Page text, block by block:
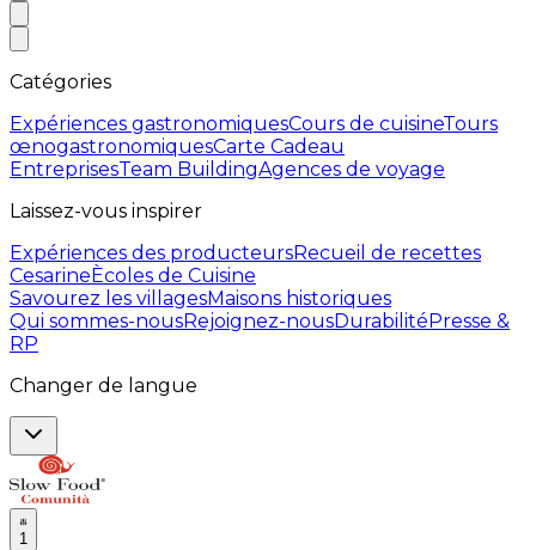
Catégories
Expériences gastronomiquesCours de cuisineTours
œnogastronomiquesCarte Cadeau
EntreprisesTeam BuildingAgences de voyage
Laissez-vous inspirer
Expériences des producteursRecueil de recettes
CesarineÈcoles de Cuisine
Savourez les villagesMaisons historiques
Qui sommes-nousRejoignez-nousDurabilitéPresse &
RP
Changer de langue
1